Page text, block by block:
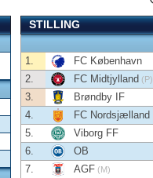
STILLING
1. FC København
2.
FC Midtjylland (P)
3.
Brøndby IF
4.
FC Nordsjælland
5.
Viborg FF
6.
OB
7.
AGF (M)